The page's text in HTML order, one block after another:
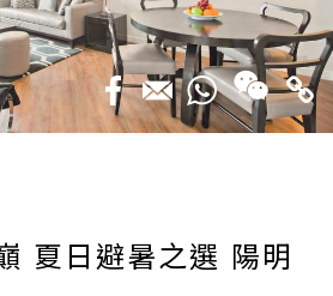
夏日避暑之選 陽明